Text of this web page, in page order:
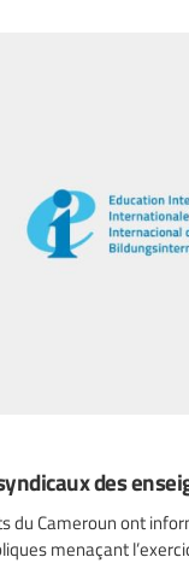
des
du Cameroun ont
menaçant